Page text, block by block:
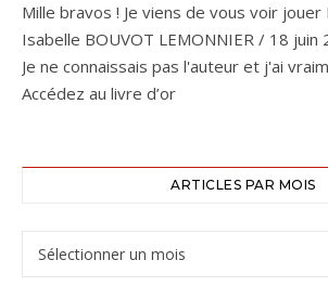
Mille bravos ! Je viens de vous voir jouer
Isabelle BOUVOT LEMONNIER / 18 juin
Je ne connaissais pas l'auteur et j'ai
Accédez au livre d’or
ARTICLES PAR MOIS